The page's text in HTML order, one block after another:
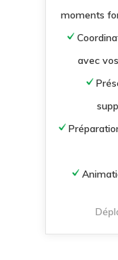
moments
avec